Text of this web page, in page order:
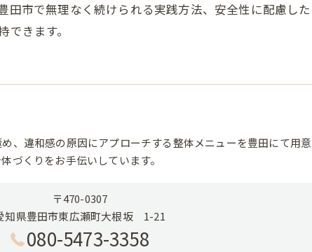
市で無理なく続けられる実践方法、安全性に配慮し
きます。
、違和感の原因にアプローチする整体メニューを豊田にて用
づくりをお手伝いしています。
〒470-0307
知県豊田市東広瀬町大根坂 1-21
080-5473-3358